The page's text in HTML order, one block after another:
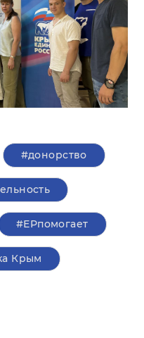
#донорство
#ЕРпомогает
Крым